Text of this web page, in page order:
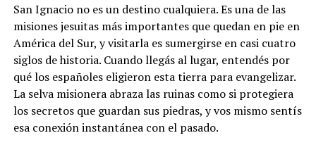
San Ignacio no es un destino cualquiera. Es una de las
misiones jesuitas más importantes que quedan en pie en
América del Sur, y visitarla es sumergirse en casi cuatro
siglos de historia. Cuando llegás al lugar, entendés por
qué los españoles eligieron esta tierra para evangelizar.
La selva misionera abraza las ruinas como si protegiera
los secretos que guardan sus piedras, y vos mismo sentís
esa conexión instantánea con el pasado.